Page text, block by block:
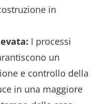
in
I processi
un
e controllo della
in una maggiore